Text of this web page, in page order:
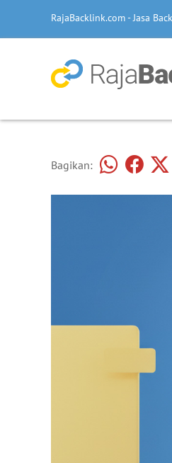
RajaBacklink.com - Jasa
Bagikan: